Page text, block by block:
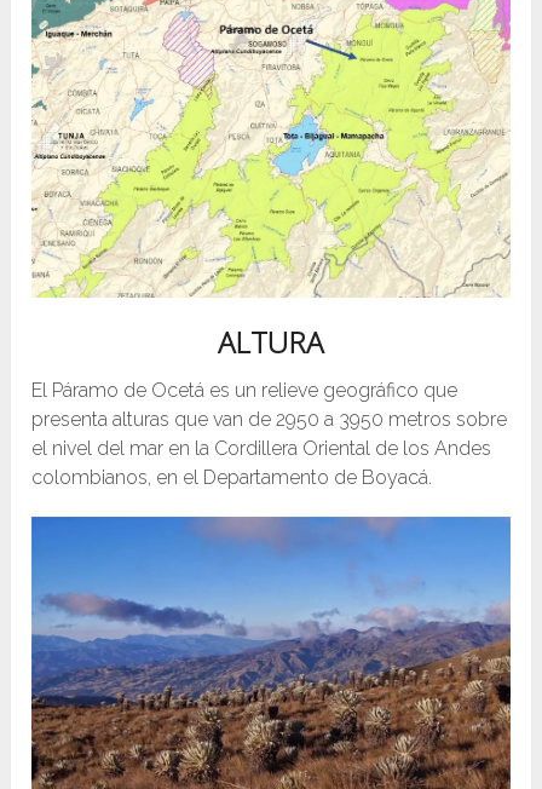
ALTURA
El Páramo de Ocetá es un relieve geográfico que
presenta alturas que van de 2950 a 3950 metros sobre
el nivel del mar en la Cordillera Oriental de los Andes
colombianos, en el Departamento de Boyacá.